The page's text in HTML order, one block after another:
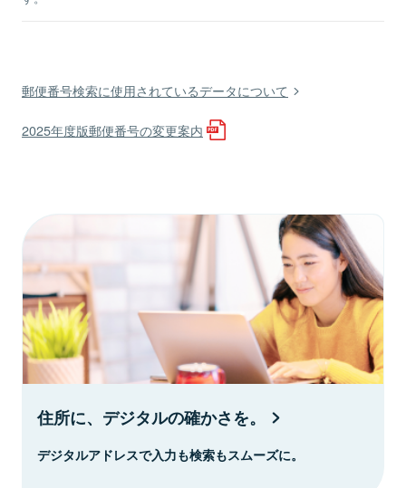
郵便番号検索に使用されているデータについて
2025年度版郵便番号の変更案内
住所に、デジタルの確かさを。
デジタルアドレスで入力も検索もスムーズに。